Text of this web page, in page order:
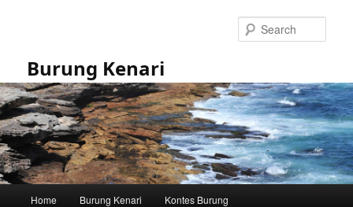
Burung Kenari
Home Burung Kenari Kontes Burung